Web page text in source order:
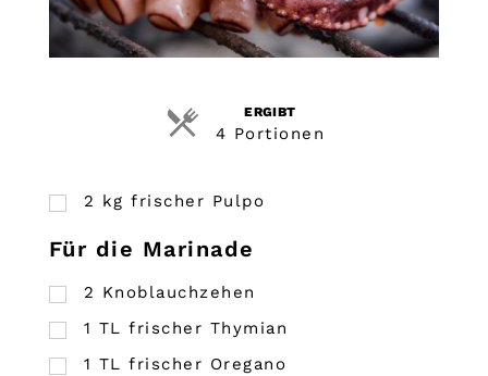
ERGIBT
4 Portionen
2 kg frischer Pulpo
Für die Marinade
2 Knoblauchzehen
1 TL frischer Thymian
1 TL frischer Oregano